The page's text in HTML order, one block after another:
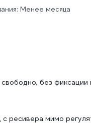
Менее месяца
без фиксации
ресивера мимо